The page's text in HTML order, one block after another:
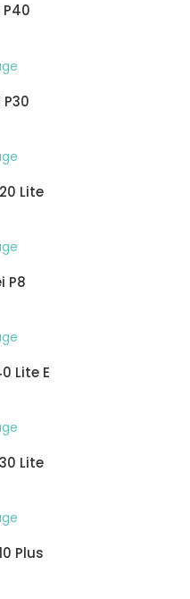
P40
Lite
P8
Lite E
Lite
Plus